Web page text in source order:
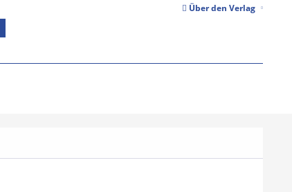
Über den Verlag